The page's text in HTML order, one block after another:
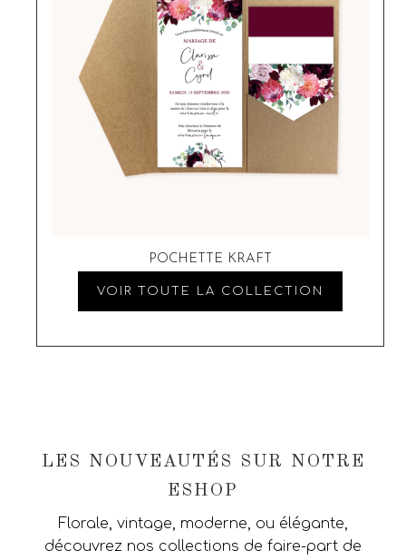
POCHETTE KRAFT
VOIR TOUTE LA COLLECTION
LES NOUVEAUTÉS SUR NOTRE
ESHOP
Florale, vintage, moderne, ou élégante,
découvrez nos collections de faire-part de